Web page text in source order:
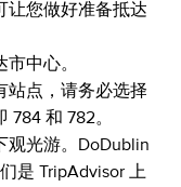
让您做好准备抵达
中心。
站点，请务必选择
784 和 782。
观光游。DoDublin
是 TripAdvisor 上